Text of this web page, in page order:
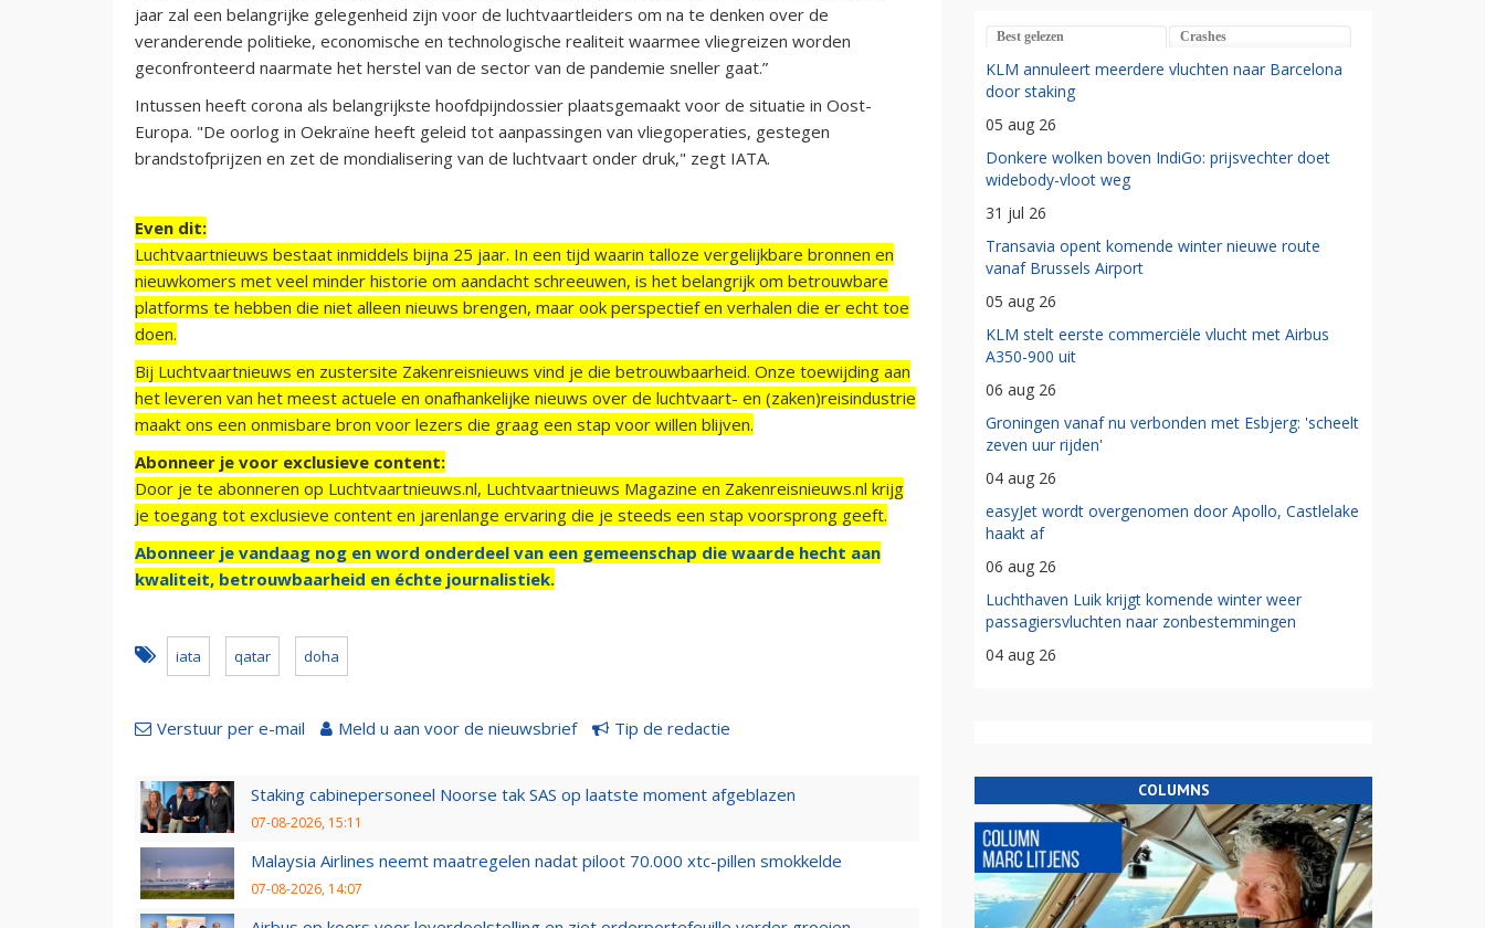
jaar zal een belangrijke gelegenheid zijn voor de luchtvaartleiders om na te denken over de
veranderende politieke, economische en technologische realiteit waarmee vliegreizen worden
geconfronteerd naarmate het herstel van de sector van de pandemie sneller gaat.”
Intussen heeft corona als belangrijkste hoofdpijndossier plaatsgemaakt voor de situatie in Oost-
Europa. "De oorlog in Oekraïne heeft geleid tot aanpassingen van vliegoperaties, gestegen
brandstofprijzen en zet de mondialisering van de luchtvaart onder druk," zegt IATA.
Even dit:
Luchtvaartnieuws bestaat inmiddels bijna 25 jaar. In een tijd waarin talloze vergelijkbare bronnen en
nieuwkomers met veel minder historie om aandacht schreeuwen, is het belangrijk om betrouwbare
platforms te hebben die niet alleen nieuws brengen, maar ook perspectief en verhalen die er echt toe
doen.
Bij Luchtvaartnieuws en zustersite Zakenreisnieuws vind je die betrouwbaarheid. Onze toewijding aan
het leveren van het meest actuele en onafhankelijke nieuws over de luchtvaart- en (zaken)reisindustrie
maakt ons een onmisbare bron voor lezers die graag een stap voor willen blijven.
Abonneer je voor exclusieve content:
Door je te abonneren op Luchtvaartnieuws.nl, Luchtvaartnieuws Magazine en Zakenreisnieuws.nl krijg
je toegang tot exclusieve content en jarenlange ervaring die je steeds een stap voorsprong geeft.
Abonneer je vandaag nog en word onderdeel van een gemeenschap die waarde hecht aan
kwaliteit, betrouwbaarheid en échte journalistiek.
iata qatar doha
Verstuur per e-mail Meld u aan voor de nieuwsbrief Tip de redactie
Staking cabinepersoneel Noorse tak SAS op laatste moment afgeblazen
07-08-2026, 15:11
Malaysia Airlines neemt maatregelen nadat piloot 70.000 xtc-pillen smokkelde
07-08-2026, 14:07
Best gelezen Crashes
KLM annuleert meerdere vluchten naar Barcelona
door staking
05 aug 26
Donkere wolken boven IndiGo: prijsvechter doet
widebody-vloot weg
31 jul 26
Transavia opent komende winter nieuwe route
vanaf Brussels Airport
05 aug 26
KLM stelt eerste commerciële vlucht met Airbus
A350-900 uit
06 aug 26
Groningen vanaf nu verbonden met Esbjerg: 'scheelt
zeven uur rijden'
04 aug 26
easyJet wordt overgenomen door Apollo, Castlelake
haakt af
06 aug 26
Luchthaven Luik krijgt komende winter weer
passagiersvluchten naar zonbestemmingen
04 aug 26
COLUMNS